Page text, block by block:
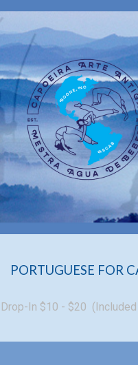
PORTUGUESE FOR
Drop-In $10 - $20